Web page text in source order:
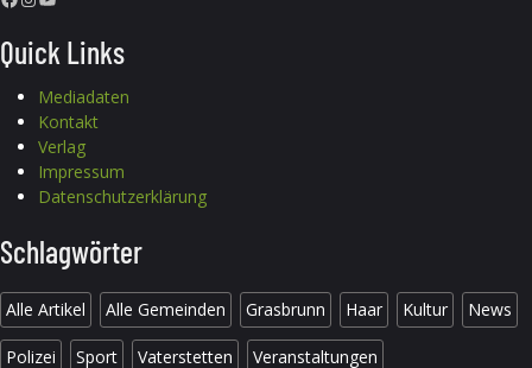
Quick Links
Mediadaten
Kontakt
Verlag
Impressum
Datenschutzerklärung
Schlagwörter
Alle Artikel Alle Gemeinden Grasbrunn Haar Kultur News
Polizei Sport Vaterstetten Veranstaltungen